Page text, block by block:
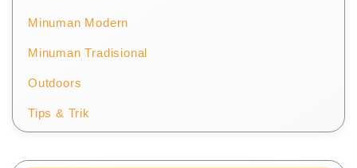
Minuman Modern
Minuman Tradisional
Outdoors
Tips & Trik